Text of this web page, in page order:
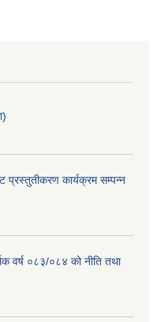
कार्यक्रम सम्पन्न
वर्ष ०८३/०८४ को नीति तथा